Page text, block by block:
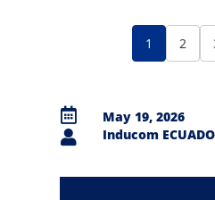
1 2
 May 19, 2026
 Inducom